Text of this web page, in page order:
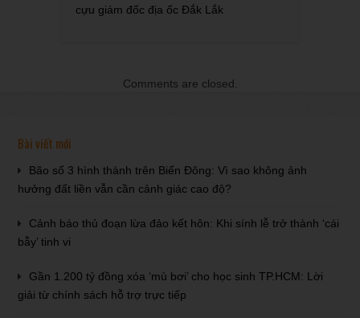
cựu giám đốc địa ốc Đắk Lắk
Comments are closed.
Bài viết mới
Bão số 3 hình thành trên Biển Đông: Vì sao không ảnh
hưởng đất liền vẫn cần cảnh giác cao độ?
Cảnh báo thủ đoạn lừa đảo kết hôn: Khi sính lễ trở thành ‘cái
bẫy’ tinh vi
Gần 1.200 tỷ đồng xóa ‘mù bơi’ cho học sinh TP.HCM: Lời
giải từ chính sách hỗ trợ trực tiếp